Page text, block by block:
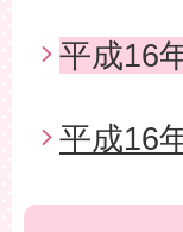
平成16
平成16